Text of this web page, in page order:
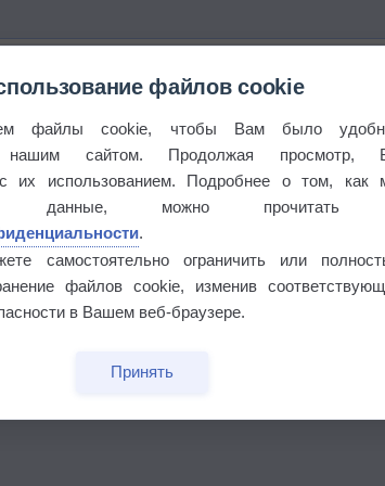
файлов cookie
файлы cookie, чтобы Вам было
нашим сайтом. Продолжая просмотр,
с их использованием. Подробнее о том, как
данные, можно прочитать
.
самостоятельно ограничить или
файлов cookie, изменив
в Вашем веб-браузере.
Принять